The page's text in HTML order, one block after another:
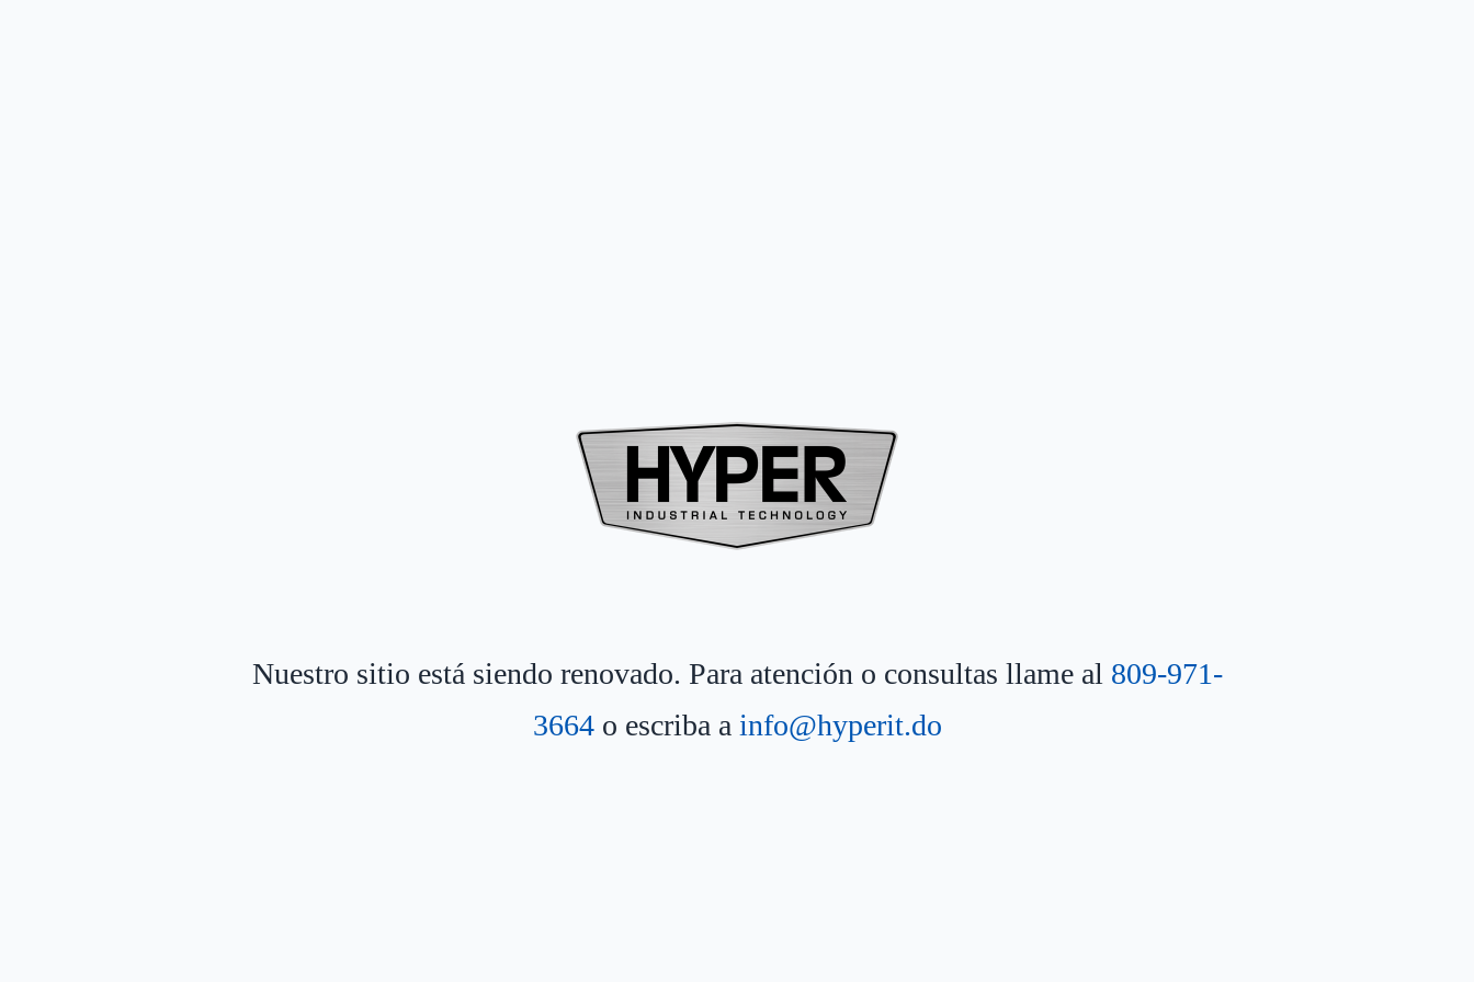
Nuestro sitio está siendo renovado. Para atención o consultas llame al 809-971-
3664o escriba a info@hyperit.do